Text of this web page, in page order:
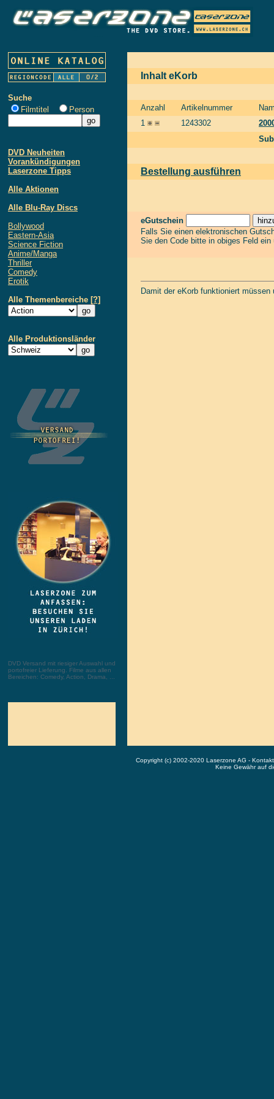
Suche
Filmtitel
Person
DVD Neuheiten
Vorankündigungen
Laserzone Tipps
Alle Aktionen
Alle Blu-Ray Discs
Bollywood
Eastern-Asia
Science Fiction
Anime/Manga
Thriller
Comedy
Erotik
Alle Themenbereiche [?]
Alle Produktionsländer
DVD Versand mit riesiger Auswahl und
portofreier Lieferung. Filme aus allen
Bereichen: Comedy, Action, Drama, ...
Inhalt eKorb
Anzahl Artikelnummer
1
1243302
Bestellung ausführen
eGutschein
Falls Sie einen elektronischen
Sie den Code bitte in obiges Feld
Damit der eKorb funktioniert
Copyright (c) 2002-2020 Laserzone AG -
Keine Gewähr auf